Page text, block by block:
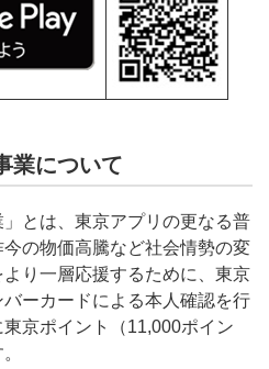
業について
」とは、東京アプリの更なる普
の物価高騰など社会情勢の変
り一層応援するために、東京
ーカードによる本人確認を行
京ポイント（11,000ポイン